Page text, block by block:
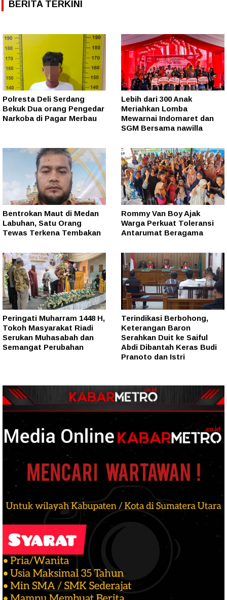
BERITA TERKINI
Polresta Deli Serdang
Bekuk Dua orang Pengedar
Narkoba di Pagar Merbau
Lebih dari 300 Anak
Meriahkan Lomba
Mewarnai Indomaret dan
SGM Bersama nawilla
Bentrokan Maut di Medan
Labuhan, Satu Orang
Tewas Terkena Tembakan
Rommy Van Boy Ajak
Warga Perkuat Toleransi
Antarumat Beragama
Peringati Muharram 1448 H,
Tokoh Masyarakat Riadi
Serukan Muhasabah dan
Semangat Perubahan
Terindikasi Berbohong,
Keterangan Baron
Serahkan Duit ke Saiful
Abdi Dibantah Keras Budi
Pranoto dan Istri